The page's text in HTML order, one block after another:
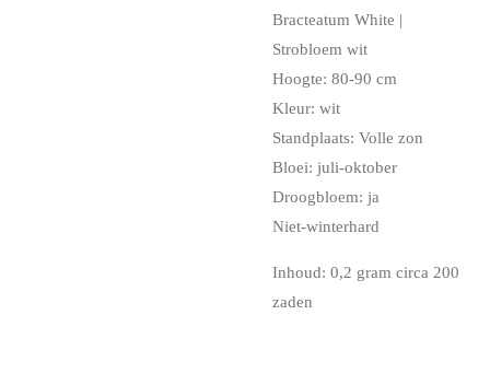
Bracteatum White |
Strobloem wit
Hoogte: 80-90 cm
Kleur: wit
Standplaats: Volle zon
Bloei: juli-oktober
Droogbloem: ja
Niet-winterhard
Inhoud: 0,2 gram circa 200
zaden